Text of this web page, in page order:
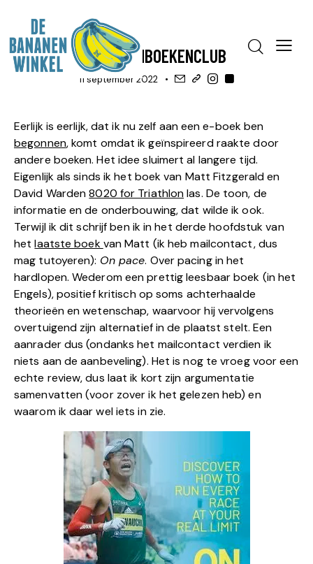
BLOG HULP, APPS & TOOLS
BANANENBOEKENCLUB
11 september 2022
Eerlijk is eerlijk, dat ik nu zelf aan een e-boek ben
begonnen, komt omdat ik geïnspireerd raakte door
andere boeken. Het idee sluimert al langere tijd.
Eigenlijk als sinds ik het boek van Matt Fitzgerald en
David Warden8020 for Triathlonlas. De toon, de
informatie en de onderbouwing, dat wilde ik ook.
Terwijl ik dit schrijf ben ik in het derde hoofdstuk van
hetlaatste boekvan Matt (ik heb mailcontact, dus
mag tutoyeren): On pace. Over pacing in het
hardlopen. Wederom een prettig leesbaar boek (in het
Engels), positief kritisch op soms achterhaalde
theorieën en wetenschap, waarvoor hij vervolgens
overtuigend zijn alternatief in de plaatst stelt. Een
aanrader dus (ondanks het mailcontact verdien ik
niets aan de aanbeveling). Het is nog te vroeg voor een
echte review, dus laat ik kort zijn argumentatie
samenvatten (voor zover ik het gelezen heb) en
waarom ik daar wel iets in zie.